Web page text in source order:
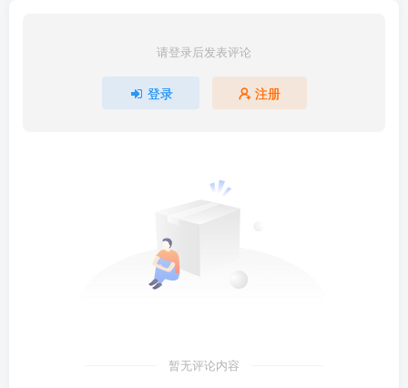
请登录后发表评论
登录 注册
暂无评论内容